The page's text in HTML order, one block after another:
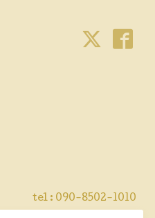
tel : 090-8502-1010